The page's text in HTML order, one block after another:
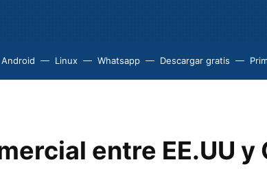
Android Linux Whatsapp Descargar gratis
entre EE.UU y